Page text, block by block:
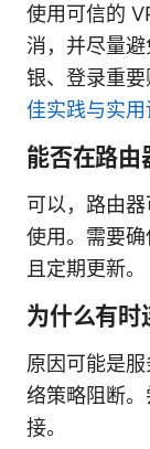
使用可信的
消，并尽量
银、登录重要
佳实践与实用
能否在路由
可以，路由
使用。需要确
且定期更新。
为什么有时
原因可能是
络策略阻断
接。